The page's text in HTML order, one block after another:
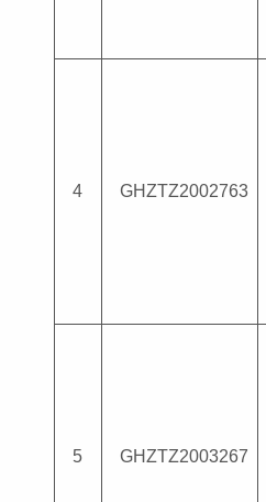
4 GHZTZ2002763
5 GHZTZ2003267